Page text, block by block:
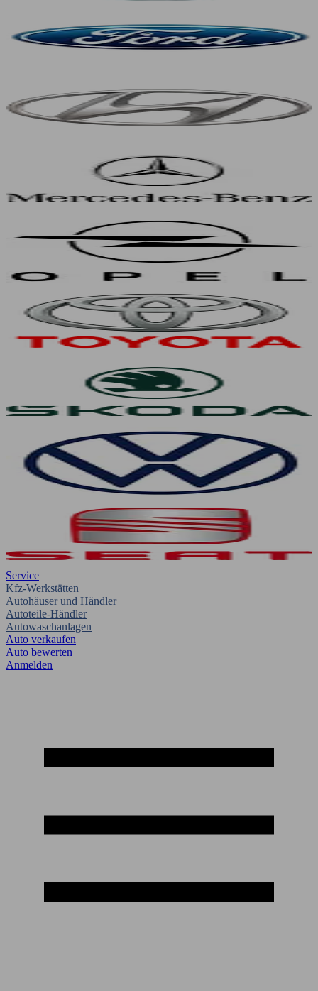
Service
Kfz-Werkstätten
Autohäuser und Händler
Autoteile-Händler
Autowaschanlagen
Auto verkaufen
Auto bewerten
Anmelden